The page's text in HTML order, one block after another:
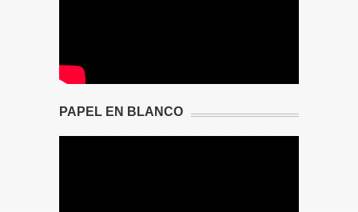
PAPEL EN BLANCO